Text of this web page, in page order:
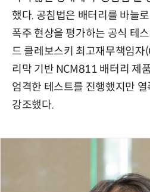
했다. 공침법은 배터리를 바늘
폭주 현상을 평가하는 공식 테
드 클레보스키 최고재무책임자
리막 기반 NCM811 배터리 제
엄격한 테스트를 진행했지만
강조했다.